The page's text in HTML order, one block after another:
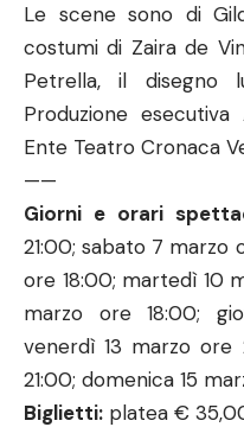
Le scene sono di
costumi di Zaira de
Petrella, il disegno
Produzione esecutiva
Ente Teatro Cronaca
——
Giorni e orari
21:00; sabato 7 marzo
ore 18:00; martedì 10
marzo ore 18:00;
venerdì 13 marzo ore
21:00; domenica 15
Biglietti: platea €